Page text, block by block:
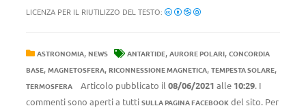
LICENZA PER IL RIUTILIZZO DEL TESTO:
ASTRONOMIA, NEWS ANTARTIDE, AURORE POLARI, CONCORDIA
BASE, MAGNETOSFERA, RICONNESSIONE MAGNETICA, TEMPESTA SOLARE,
TERMOSFERA Articolo pubblicato il 08/06/2021 alle 10:29. I
commenti sono aperti a tutti SULLA PAGINA FACEBOOK del sito. Per